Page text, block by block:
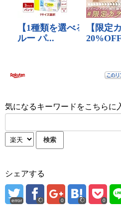
気になるキーワードをこちらに
シェアする
error 0 0